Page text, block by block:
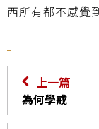
西所有都不感覺
上一篇
為何學戒